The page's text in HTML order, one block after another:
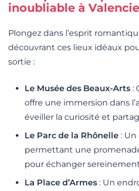
inoubliable à
Plongez dans l’esprit
découvrant ces lieux idéaux
sortie :
Le Musée des Beaux-Arts :
offre une immersion dans
éveiller la curiosité et
Le Parc de la Rhônelle :
permettant une
pour échanger
La Place d’Armes : Un